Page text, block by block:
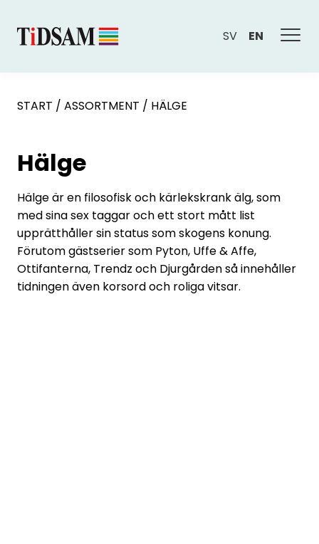
SV EN
START / ASSORTMENT / HÄLGE
Hälge
Hälge är en filosofisk och kärlekskrank älg, som
med sina sex taggar och ett stort mått list
upprätthåller sin status som skogens konung.
Förutom gästserier som Pyton, Uffe & Affe,
Ottifanterna, Trendz och Djurgården så innehåller
tidningen även korsord och roliga vitsar.